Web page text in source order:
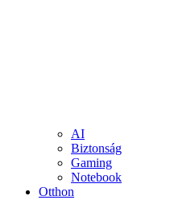
AI
Biztonság
Gaming
Notebook
Otthon